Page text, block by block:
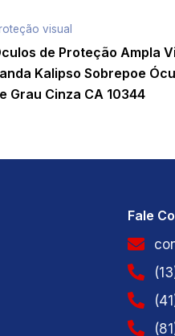
visual
de Proteção Ampla
Kalipso Sobrepoe
Grau Cinza CA 10344
Fale